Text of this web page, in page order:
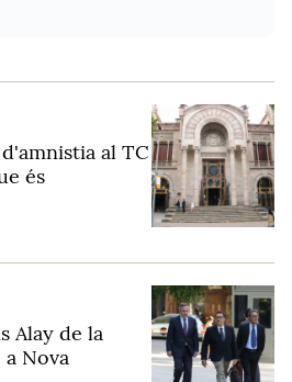
al TC
és
Alay de la
a Nova